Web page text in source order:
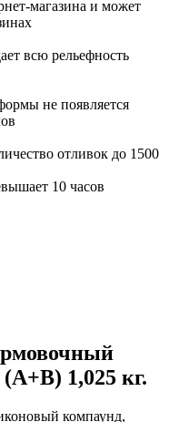
магазина и может
всю рельефность
не появляется
отливок до 1500
10 часов
1,025 кг.
компаунд,